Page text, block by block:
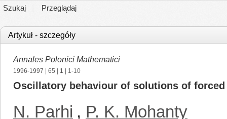
Szukaj Przeglądaj
Artykuł - szczegóły
Annales Polonici Mathematici
1996-1997 65 1 | 1-10
Oscillatory behaviour of solutions of
N. Parhi , P. K. Mohanty